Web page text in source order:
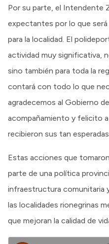
Por su parte, el Intendente
expectantes por lo que
para la localidad. El
actividad muy significativa,
sino también para toda la
contará con todo lo que
agradecemos al Gobierno
acompañamiento y felicito
recibieron sus tan
Estas acciones que
parte de una política
infraestructura comunitaria
las localidades rionegrinas
que mejoran la calidad de